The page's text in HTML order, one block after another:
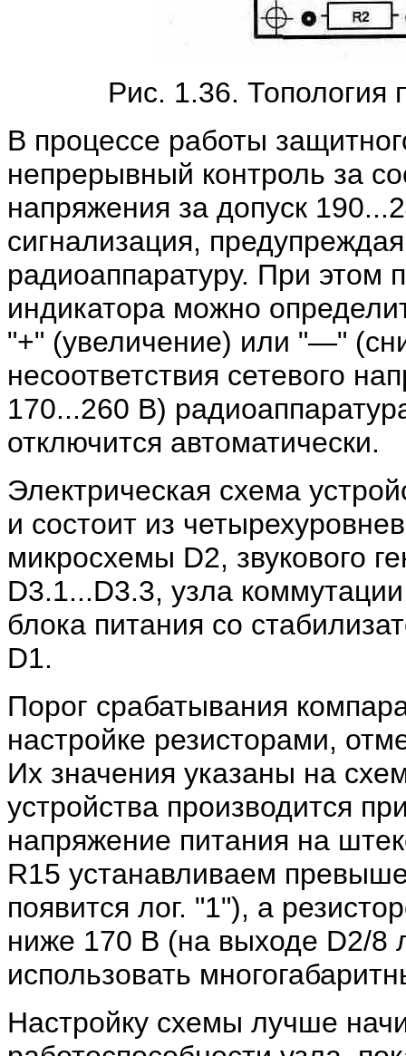
Рис. 1.36. Топология
В процессе работы
непрерывный контроль за
напряжения за допуск
сигнализация,
радиоаппаратуру. При этом
индикатора можно
"+" (увеличение) или "—"
несоответствия сетевого
170...260 В)
отключится автоматически.
Электрическая схема
и состоит из
микросхемы D2, звукового
D3.1...D3.3, узла
блока питания со
D1.
Порог срабатывания
настройке резисторами,
Их значения указаны на
устройства производится
напряжение питания на
R15 устанавливаем
появится лог. "1"), а
ниже 170 В (на выходе D2/8
использовать
Настройку схемы лучше